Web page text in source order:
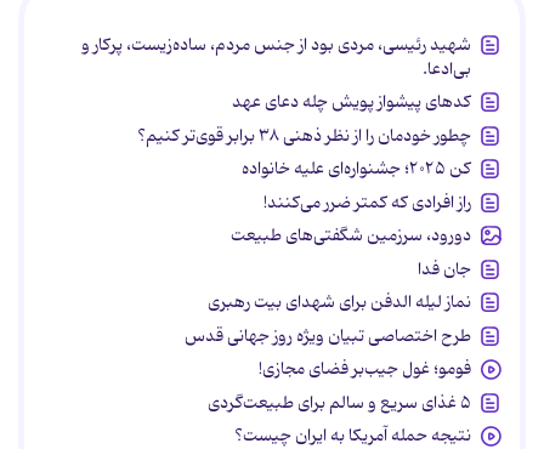
شهید رئیسی، مردی بود از جنس مردم، ساده‌زیست، پرکار و
بی‌ادعا.
کدهای پیشواز پویش چله دعای عهد
چطور خودمان را از نظر ذهنی ۳۸ برابر قوی‌تر کنیم؟
کن ۲۰۲۵؛ جشنواره‌ای علیه خانواده
راز افرادی که کمتر ضرر می‌کنند!
دورود، سرزمین شگفتی‌های طبیعت
جان فدا
نماز لیله الدفن برای شهدای بیت رهبری
طرح اختصاصی تبیان ویژه روز جهانی قدس
فومو؛ غول جیب‌بر فضای مجازی!
۵ غذای سریع و سالم برای طبیعت‌گردی
نتیجه حمله آمریکا به ایران چیست؟